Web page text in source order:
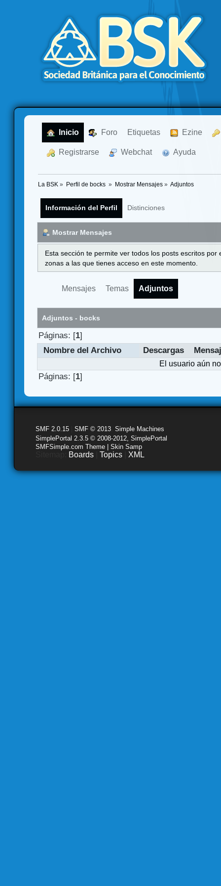
Inicio Foro Etiquetas Ezine
Registrarse Webchat Ayuda
La BSK » Perfil de bocks » Mostrar Mensajes» Adjuntos
Información del Perfil Distinciones
Mostrar Mensajes
Esta sección te permite ver todos los posts escritos
zonas a las que tienes acceso en este momento.
Mensajes Temas Adjuntos
Adjuntos - bocks
Páginas: [1]
Nombre del Archivo
Descargas
El usuario aún
Páginas: [1]
SMF 2.0.15 SMF © 2013 Simple Machines
SimplePortal 2.3.5 © 2008-2012, SimplePortal
SMFSimple.com Theme | Skin Samp
Boards Topics XML